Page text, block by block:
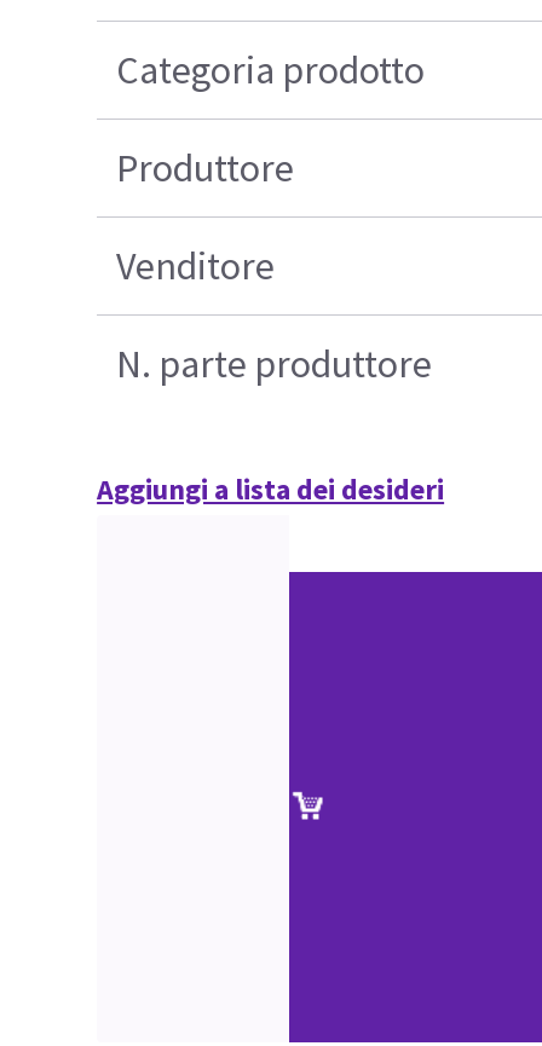
Categoria prodotto
Produttore
Venditore
N. parte produttore
Aggiungi a lista dei desideri